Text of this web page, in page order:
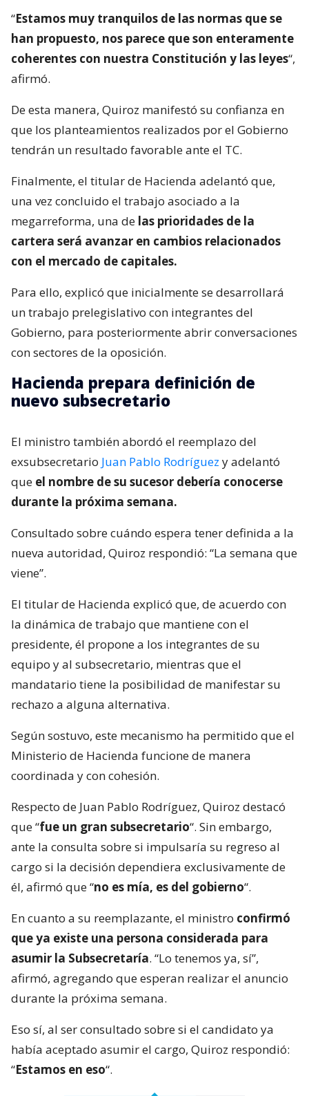
“Estamos muy tranquilos de las normas que se
han propuesto, nos parece que son enteramente
coherentes con nuestra Constitución y las leyes“,
afirmó.
De esta manera, Quiroz manifestó su confianza en
que los planteamientos realizados por el Gobierno
tendrán un resultado favorable ante el TC.
Finalmente, el titular de Hacienda adelantó que,
una vez concluido el trabajo asociado a la
megarreforma, una de las prioridades de la
cartera será avanzar en cambios relacionados
con el mercado de capitales.
Para ello, explicó que inicialmente se desarrollará
un trabajo prelegislativo con integrantes del
Gobierno, para posteriormente abrir conversaciones
con sectores de la oposición.
Hacienda prepara definición de
nuevo subsecretario
El ministro también abordó el reemplazo del
exsubsecretario Juan Pablo Rodríguez y adelantó
que el nombre de su sucesor debería conocerse
durante la próxima semana.
Consultado sobre cuándo espera tener definida a la
nueva autoridad, Quiroz respondió: “La semana que
viene”.
El titular de Hacienda explicó que, de acuerdo con
la dinámica de trabajo que mantiene con el
presidente, él propone a los integrantes de su
equipo y al subsecretario, mientras que el
mandatario tiene la posibilidad de manifestar su
rechazo a alguna alternativa.
Según sostuvo, este mecanismo ha permitido que el
Ministerio de Hacienda funcione de manera
coordinada y con cohesión.
Respecto de Juan Pablo Rodríguez, Quiroz destacó
que “fue un gran subsecretario“. Sin embargo,
ante la consulta sobre si impulsaría su regreso al
cargo si la decisión dependiera exclusivamente de
él, afirmó que “no es mía, es del gobierno“.
En cuanto a su reemplazante, el ministro confirmó
que ya existe una persona considerada para
asumir la Subsecretaría. “Lo tenemos ya, sí”,
afirmó, agregando que esperan realizar el anuncio
durante la próxima semana.
Eso sí, al ser consultado sobre si el candidato ya
había aceptado asumir el cargo, Quiroz respondió:
“Estamos en eso“.